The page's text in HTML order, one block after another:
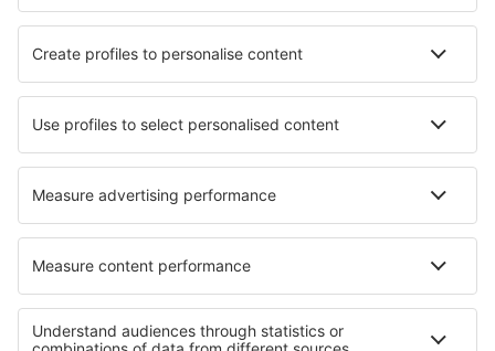
Ubytování in Daux Ubytování in Someren-Heide
Nejlepší ubytování - regiony
Ubytování v Národní park Big Bend
Ubytování v Národní park Hot Springs
Ubytování v Národní park Lassen Volcanic
Ubytování na jižním Peloponésu